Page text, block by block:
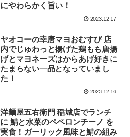
にやわらかく旨い！
2023.12.17
ヤオコーの幸唐マヨおむすび 店
内でじゅわっと揚げた鶏もも唐揚
げとマヨネーズはからあげ好きに
たまらない一品となっていまし
た！
2023.12.16
洋麺屋五右衛門 稲城店でランチ
に 鯖と水菜のペペロンチーノ を
実食！ガーリック風味と鯖の組み